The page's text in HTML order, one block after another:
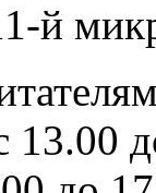
й
13.00